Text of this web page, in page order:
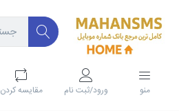
منو ورود/ثبت نام مقايسه كردن